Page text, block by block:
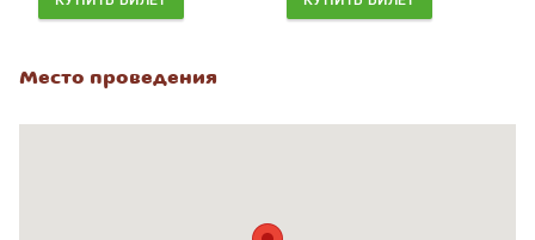
Место проведения